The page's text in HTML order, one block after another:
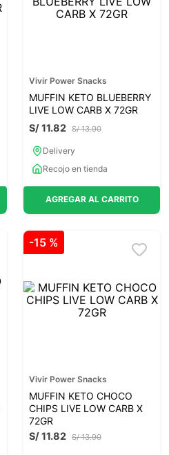
Vivir Power Snacks
MUFFIN KETO BLUEBERRY
LIVE LOW CARB X 72GR
S/ 13.90
S/11.82
Delivery
Recojo en tienda
AGREGAR AL CARRITO
-15 %
Vivir Power Snacks
MUFFIN KETO CHOCO
CHIPS LIVE LOW CARB X
72GR
S/ 13.90
S/11.82